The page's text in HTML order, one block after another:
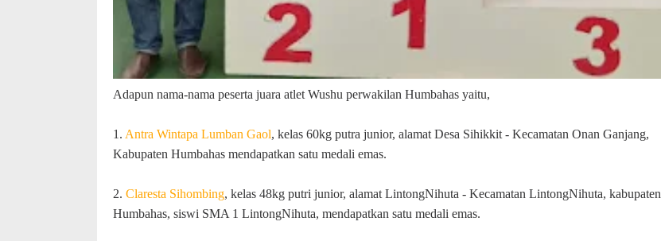
Adapun nama-nama peserta juara atlet Wushu perwakilan Humbahas yaitu,
1. Antra Wintapa Lumban Gaol, kelas 60kg putra junior, alamat Desa Sihikkit - Kecamatan Onan Ganjang,
Kabupaten Humbahas mendapatkan satu medali emas.
2. Claresta Sihombing, kelas 48kg putri junior, alamat LintongNihuta - Kecamatan LintongNihuta, kabupaten
Humbahas, siswi SMA 1 LintongNihuta, mendapatkan satu medali emas.